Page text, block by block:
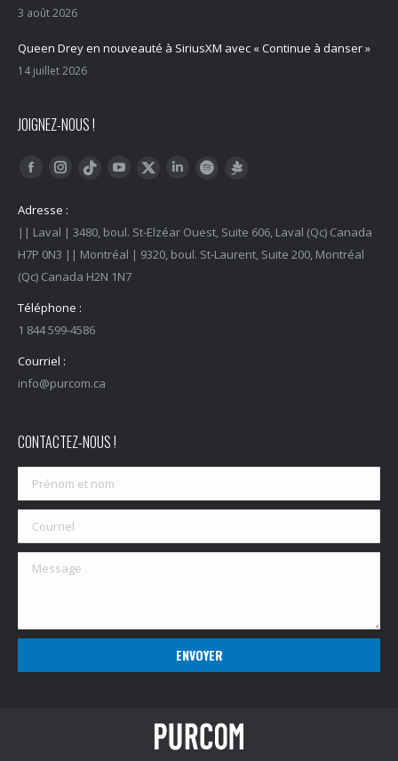
3 août 2026
Queen Drey en nouveauté à SiriusXM avec « Continue à danser »
14 juillet 2026
JOIGNEZ-NOUS !
Trouvez nous sur :
FacebookInstagram
Tiktok YouTubeTwitter LinkedInSpotify
Adresse :
|| Laval | 3480, boul. St-Elzéar Ouest, Suite 606, Laval (Qc) Canada
H7P 0N3 || Montréal | 9320, boul. St-Laurent, Suite 200, Montréal
(Qc) Canada H2N 1N7
Téléphone :
1 844 599-4586
Courriel :
info@purcom.ca
CONTACTEZ-NOUS !